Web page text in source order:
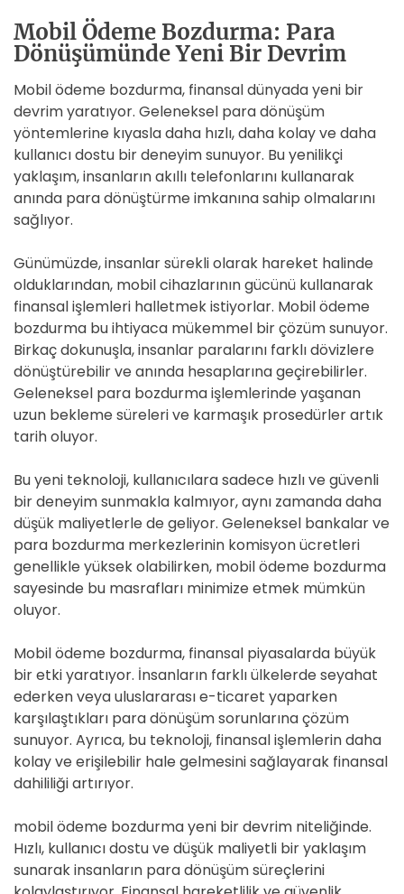
Mobil Ödeme Bozdurma: Para
Dönüşümünde Yeni Bir Devrim
Mobil ödeme bozdurma, finansal dünyada yeni bir
devrim yaratıyor. Geleneksel para dönüşüm
yöntemlerine kıyasla daha hızlı, daha kolay ve daha
kullanıcı dostu bir deneyim sunuyor. Bu yenilikçi
yaklaşım, insanların akıllı telefonlarını kullanarak
anında para dönüştürme imkanına sahip olmalarını
sağlıyor.
Günümüzde, insanlar sürekli olarak hareket halinde
olduklarından, mobil cihazlarının gücünü kullanarak
finansal işlemleri halletmek istiyorlar. Mobil ödeme
bozdurma bu ihtiyaca mükemmel bir çözüm sunuyor.
Birkaç dokunuşla, insanlar paralarını farklı dövizlere
dönüştürebilir ve anında hesaplarına geçirebilirler.
Geleneksel para bozdurma işlemlerinde yaşanan
uzun bekleme süreleri ve karmaşık prosedürler artık
tarih oluyor.
Bu yeni teknoloji, kullanıcılara sadece hızlı ve güvenli
bir deneyim sunmakla kalmıyor, aynı zamanda daha
düşük maliyetlerle de geliyor. Geleneksel bankalar ve
para bozdurma merkezlerinin komisyon ücretleri
genellikle yüksek olabilirken, mobil ödeme bozdurma
sayesinde bu masrafları minimize etmek mümkün
oluyor.
Mobil ödeme bozdurma, finansal piyasalarda büyük
bir etki yaratıyor. İnsanların farklı ülkelerde seyahat
ederken veya uluslararası e-ticaret yaparken
karşılaştıkları para dönüşüm sorunlarına çözüm
sunuyor. Ayrıca, bu teknoloji, finansal işlemlerin daha
kolay ve erişilebilir hale gelmesini sağlayarak finansal
dahililiği artırıyor.
mobil ödeme bozdurma yeni bir devrim niteliğinde.
Hızlı, kullanıcı dostu ve düşük maliyetli bir yaklaşım
sunarak insanların para dönüşüm süreçlerini